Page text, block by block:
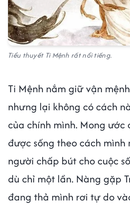
Tiểu thuyết Ti Mệnh rất nổi tiếng.
Ti Mệnh nắm giữ vận
nhưng lại không có cách
của chính mình. Mong ước
được sống theo cách mình
người chấp bút cho cuộc
dù chỉ một lần. Nàng gặp
đang thả mình rơi tự do